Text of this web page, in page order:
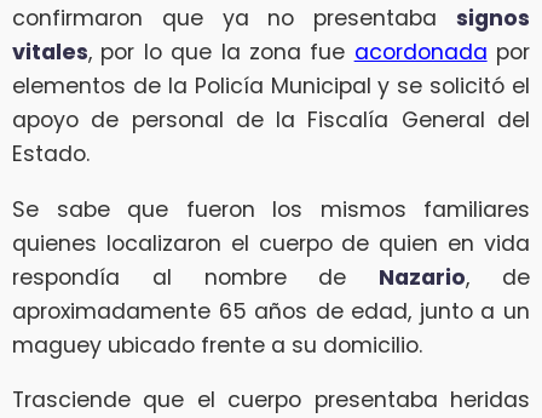
confirmaron que ya no presentaba signos
vitales, por lo que la zona fue acordonada por
elementos de la Policía Municipal y se solicitó el
apoyo de personal de la Fiscalía General del
Estado.
Se sabe que fueron los mismos familiares
quienes localizaron el cuerpo de quien en vida
respondía al nombre de Nazario, de
aproximadamente 65 años de edad, junto a un
maguey ubicado frente a su domicilio.
Trasciende que el cuerpo presentaba heridas